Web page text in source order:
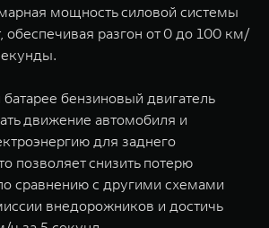
мощность силовой системы
обеспечивая разгон от 0 до 100 км/
бензиновый двигатель
движение автомобиля и
для заднего
позволяет снизить потерю
сравнению с другими схемами
внедорожников и достичь